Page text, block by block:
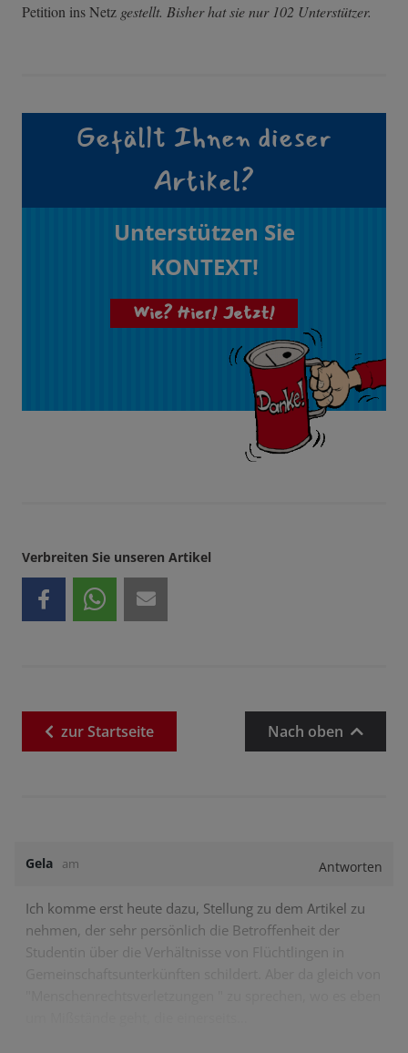
Petition ins Netz gestellt. Bisher hat sie nur 102 Unterstützer.
Gefällt Ihnen dieser
Artikel?
Unterstützen Sie
KONTEXT!
Wie? Hier! Jetzt!
Verbreiten Sie unseren Artikel
zurStartseite Nach oben
Gela am Antworten
Ich komme erst heute dazu, Stellung zu dem Artikel zu
nehmen, der sehr persönlich die Betroffenheit der
Studentin über die Verhältnisse von Flüchtlingen in